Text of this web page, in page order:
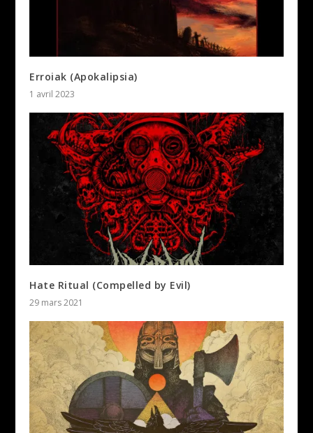
Erroiak (Apokalipsia)
1 avril 2023
Hate Ritual (Compelled by Evil)
29 mars 2021